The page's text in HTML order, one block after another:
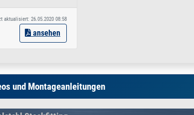
aktualisiert: 26.05.2020 08:58
ansehen
und Montageanleitungen